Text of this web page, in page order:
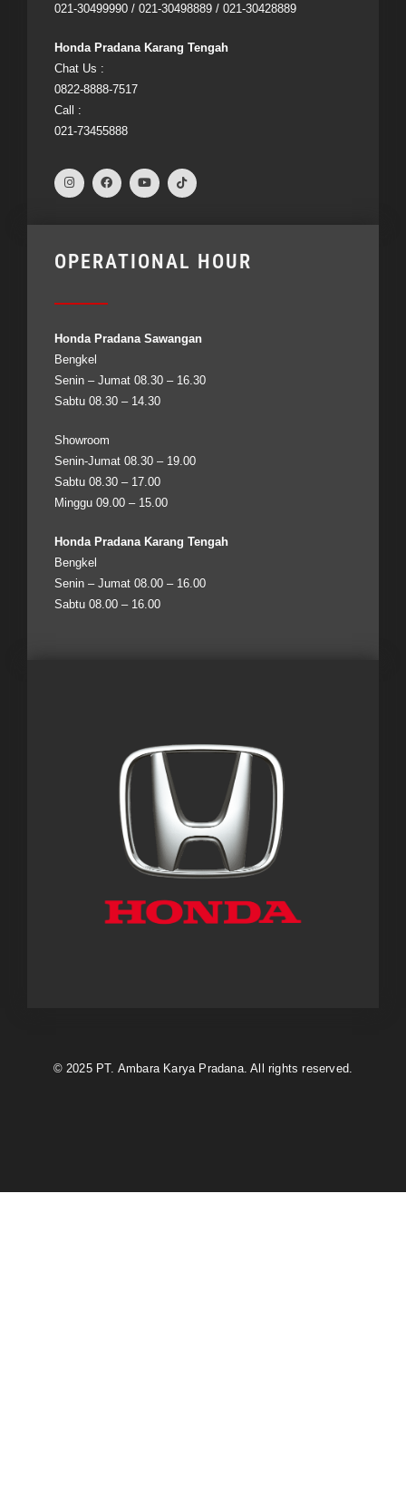
021-30499990 / 021-30498889 / 021-30428889
Honda Pradana Karang Tengah
Chat Us :
0822-8888-7517
Call :
021-73455888
OPERATIONAL HOUR
Honda Pradana Sawangan
Bengkel
Senin – Jumat 08.30 – 16.30
Sabtu 08.30 – 14.30
Showroom
Senin-Jumat 08.30 – 19.00
Sabtu 08.30 – 17.00
Minggu 09.00 – 15.00
Honda Pradana Karang Tengah
Bengkel
Senin – Jumat 08.00 – 16.00
Sabtu 08.00 – 16.00
© 2025 PT. Ambara Karya Pradana. All rights reserved.